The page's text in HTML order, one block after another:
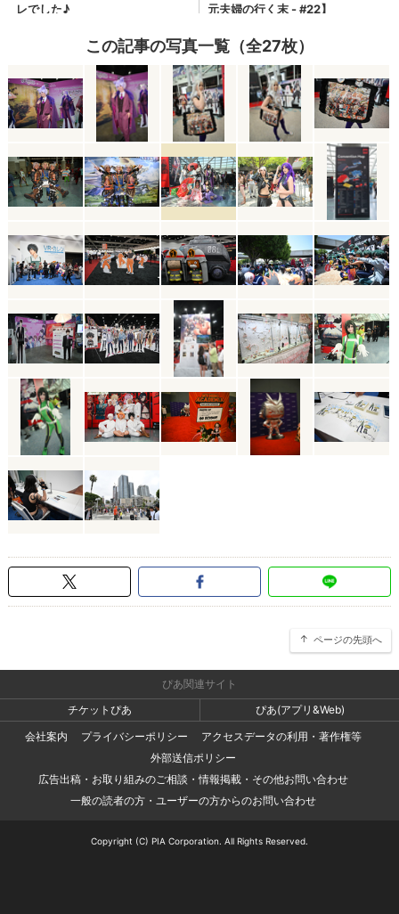
この記事の写真一覧（全27枚）
ページの先頭へ
ぴあ関連サイト
チケットぴあ
ぴあ(アプリ&Web)
会社案内
プライバシーポリシー
アクセスデータの利用・著作権等
外部送信ポリシー
広告出稿・お取り組みのご相談・情報掲載・その他お問い合わせ
一般の読者の方・ユーザーの方からのお問い合わせ
Copyright (C) PIA Corporation. All Rights Reserved.